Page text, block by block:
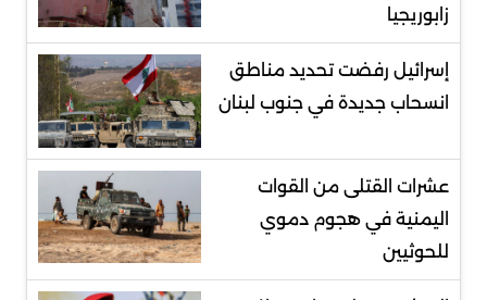
زابوريجيا
إسرائيل رفضت تحديد مناطق
انسحاب جديدة في جنوب لبنان
عشرات القتلى من القوات
اليمنية في هجوم دموي
للحوثيين